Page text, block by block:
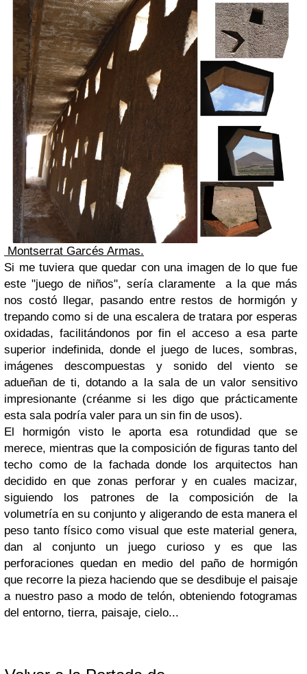
Montserrat Garcés Armas.
Si me tuviera que quedar con una imagen de lo que fue
este "juego de niños", sería claramente a la que más
nos costó llegar, pasando entre restos de hormigón y
trepando como si de una escalera de tratara por esperas
oxidadas, facilitándonos por fin el acceso a esa parte
superior indefinida, donde el juego de luces, sombras,
imágenes descompuestas y sonido del viento se
adueñan de ti, dotando a la sala de un valor sensitivo
impresionante (créanme si les digo que prácticamente
esta sala podría valer para un sin fin de usos).
El hormigón visto le aporta esa rotundidad que se
merece, mientras que la composición de figuras tanto del
techo como de la fachada donde los arquitectos han
decidido en que zonas perforar y en cuales macizar,
siguiendo los patrones de la composición de la
volumetría en su conjunto y aligerando de esta manera el
peso tanto físico como visual que este material genera,
dan al conjunto un juego curioso y es que las
perforaciones quedan en medio del paño de hormigón
que recorre la pieza haciendo que se desdibuje el paisaje
a nuestro paso a modo de telón, obteniendo fotogramas
del entorno, tierra, paisaje, cielo...